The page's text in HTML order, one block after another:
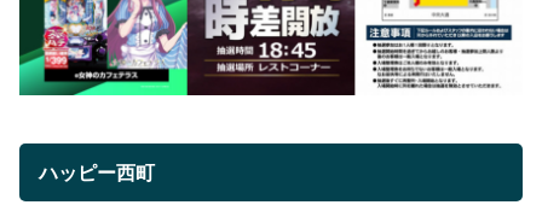
ハッピー西町